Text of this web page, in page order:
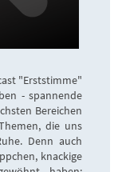
"Erststimme"
- spannende
Bereichen
die uns
Denn auch
knackige